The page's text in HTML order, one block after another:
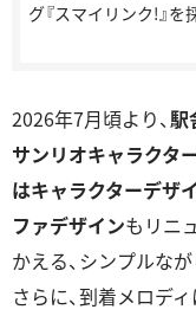
グ『スマイリンク!』
2026年7⽉頃より、駅
サンリオキャラクタ
はキャラクターデザ
ファデザインもリニ
かえる、シンプルな
さらに、到着メロディ